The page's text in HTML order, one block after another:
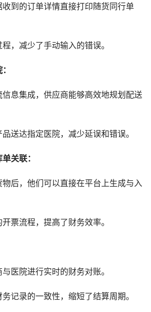
到的订单详情直接打印随货同行单
减少了手动输入的错误。
息集成，供应商能够高效地规划配送
达指定医院，减少延误和错误。
关联：
，他们可以直接在平台上生成与入
流程，提高了财务效率。
院进行实时的财务对账。
录的一致性，缩短了结算周期。